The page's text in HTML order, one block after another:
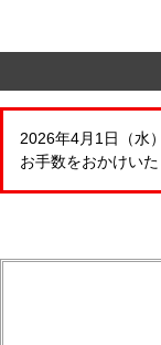
2026年4月1日（水
お手数をおかけい